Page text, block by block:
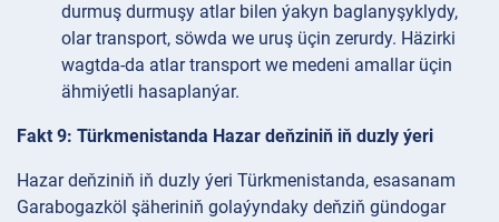
durmuş durmuşy atlar bilen ýakyn baglanyşyklydy,
olar transport, söwda we uruş üçin zerurdy. Häzirki
wagtda-da atlar transport we medeni amallar üçin
ähmiýetli hasaplanýar.
Fakt 9: Türkmenistanda Hazar deňziniň iň duzly ýeri
Hazar deňziniň iň duzly ýeri Türkmenistanda, esasanam
Garabogazköl şäheriniň golaýyndaky deňziň gündogar